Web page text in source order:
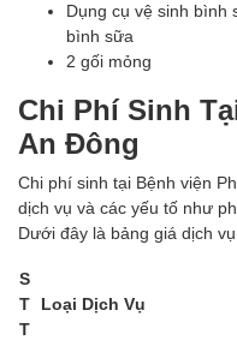
Dụng cụ vệ sinh
bình sữa
2 gối mỏng
Chi Phí Sinh
An Đông
Chi phí sinh tại Bệnh viện
dịch vụ và các yếu tố như
Dưới đây là bảng giá dịch
S
T
T
Loại Dịch Vụ